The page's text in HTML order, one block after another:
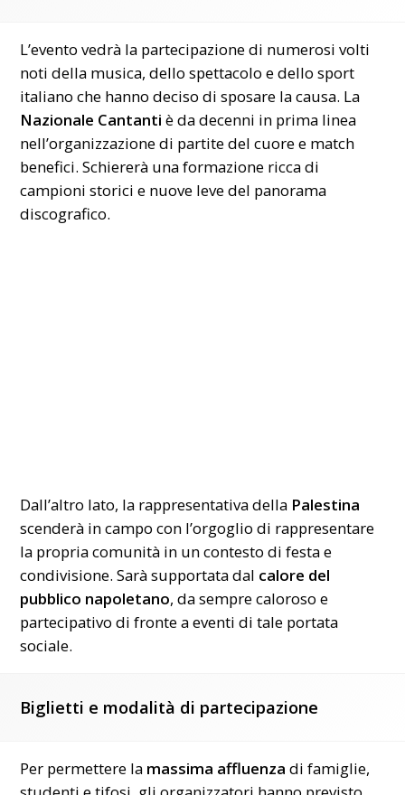
L’evento vedrà la partecipazione di numerosi volti
noti della musica, dello spettacolo e dello sport
italiano che hanno deciso di sposare la causa. La
Nazionale Cantanti è da decenni in prima linea
nell’organizzazione di partite del cuore e match
benefici. Schiererà una formazione ricca di
campioni storici e nuove leve del panorama
discografico.
Dall’altro lato, la rappresentativa della Palestina
scenderà in campo con l’orgoglio di rappresentare
la propria comunità in un contesto di festa e
condivisione. Sarà supportata dal calore del
pubblico napoletano, da sempre caloroso e
partecipativo di fronte a eventi di tale portata
sociale.
Biglietti e modalità di partecipazione
Per permettere la massima affluenza di famiglie,